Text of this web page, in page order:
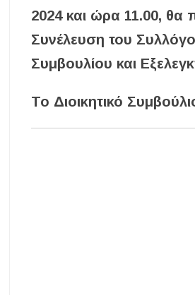
2024 και ώρα 11.00, θα
Συνέλευση του
Συμβουλίου και
Το Διοικητικό